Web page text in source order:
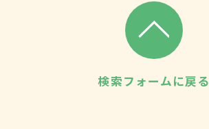
検索フォームに戻る